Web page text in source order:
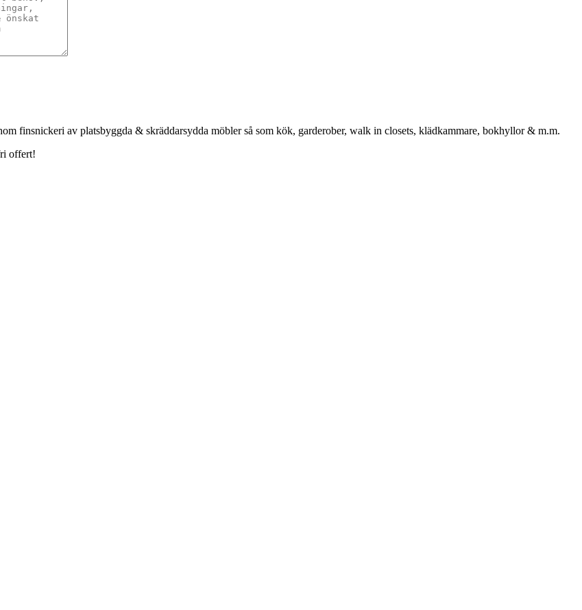
finsnickeri av platsbyggda & skräddarsydda möbler så som kök, garderober, walk in closets, klädkammare, bokhyllor & m.m.
offert!